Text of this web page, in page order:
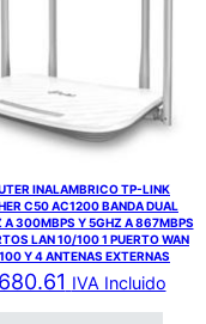
INALAMBRICO TP-LINK
C50 AC1200 BANDA DUAL
A 300MBPS Y 5GHZ A 867MBPS
LAN 10/100 1 PUERTO WAN
Y 4 ANTENAS EXTERNAS
IVA Incluido